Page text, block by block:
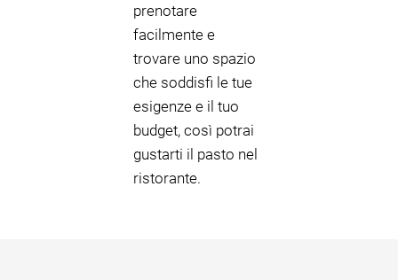
prenotare
facilmente e
trovare uno spazio
che soddisfi le tue
esigenze e il tuo
budget, così potrai
gustarti il pasto nel
ristorante.